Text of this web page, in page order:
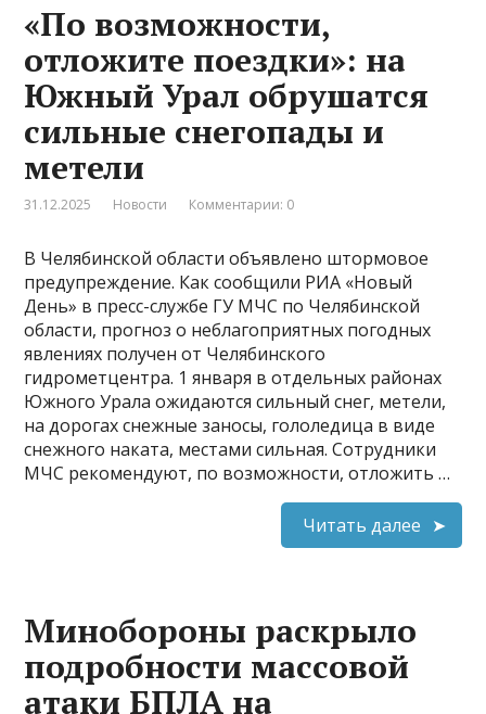
«По возможности,
отложите поездки»: на
Южный Урал обрушатся
сильные снегопады и
метели
31.12.2025 Новости Комментарии: 0
В Челябинской области объявлено штормовое
предупреждение. Как сообщили РИА «Новый
День» в пресс-службе ГУ МЧС по Челябинской
области, прогноз о неблагоприятных погодных
явлениях получен от Челябинского
гидрометцентра. 1 января в отдельных районах
Южного Урала ожидаются сильный снег, метели,
на дорогах снежные заносы, гололедица в виде
снежного наката, местами сильная. Сотрудники
МЧС рекомендуют, по возможности, отложить …
Читать далее
Минобороны раскрыло
подробности массовой
атаки БПЛА на